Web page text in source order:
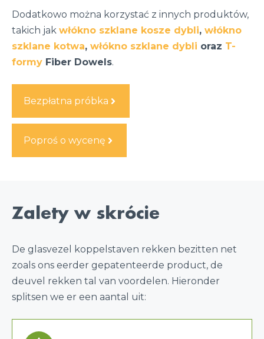
Dodatkowo można korzystać z innych produktów,
takich jak włókno szklane kosze dybli, włókno
szklane kotwa, włókno szklane dybli oraz T-
formy Fiber Dowels.
Bezpłatna próbka
Poproś o wycenę
Zalety w skrócie
De glasvezel koppelstaven rekken bezitten net
zoals ons eerder gepatenteerde product, de
deuvel rekken tal van voordelen. Hieronder
splitsen we er een aantal uit: